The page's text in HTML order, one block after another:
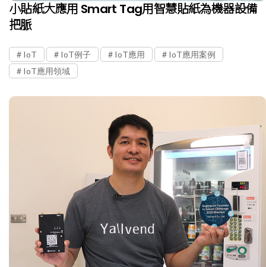
小貼紙大應用 Smart Tag用智慧貼紙為機器設備
把脈
IoT IoT例子 IoT應用
IoT應用案例
IoT應用領域